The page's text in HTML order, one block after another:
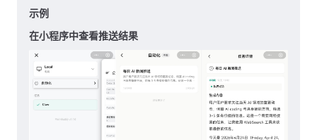
示例
在小程序中查看推送结果